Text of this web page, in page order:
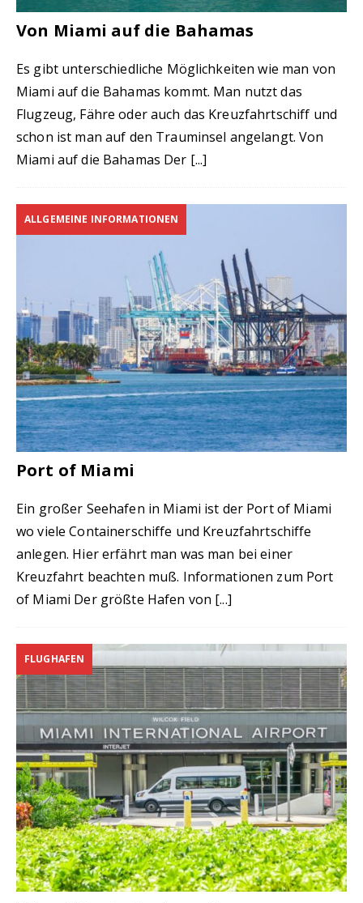
Von Miami auf die Bahamas
Es gibt unterschiedliche Möglichkeiten wie man von
Miami auf die Bahamas kommt. Man nutzt das
Flugzeug, Fähre oder auch das Kreuzfahrtschiff und
schon ist man auf den Trauminsel angelangt. Von
Miami auf die Bahamas Der [...]
Port of Miami
ALLGEMEINE INFORMATIONEN
Ein großer Seehafen in Miami ist der Port of Miami
wo viele Containerschiffe und Kreuzfahrtschiffe
anlegen. Hier erfährt man was man bei einer
Kreuzfahrt beachten muß. Informationen zum Port
of Miami Der größte Hafen von [...]
FLUGHAFEN